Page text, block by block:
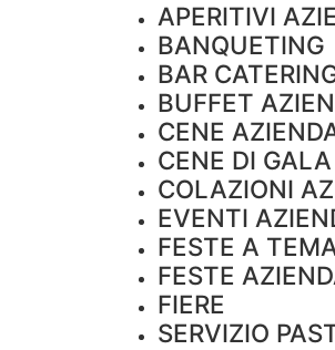
APERITIVI
BANQUETING
BAR
BUFFET
CENE
CENE DI GALA
COLAZIONI
EVENTI
FESTE A
FESTE
FIERE
SERVIZIO